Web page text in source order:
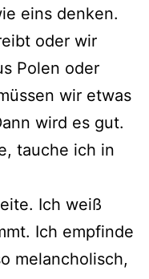
eins denken.
oder wir
Polen oder
wir etwas
wird es gut.
tauche ich in
Ich weiß
Ich empfinde
melancholisch,